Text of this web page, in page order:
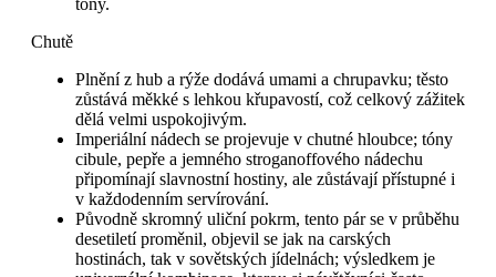
tóny.
Chutě
Plnění z hub a rýže dodává umami a chrupavku; těsto
zůstává měkké s lehkou křupavostí, což celkový zážitek
dělá velmi uspokojivým.
Imperiální nádech se projevuje v chutné hloubce; tóny
cibule, pepře a jemného stroganoffového nádechu
připomínají slavnostní hostiny, ale zůstávají přístupné i
v každodenním servírování.
Původně skromný uliční pokrm, tento pár se v průběhu
desetiletí proměnil, objevil se jak na carských
hostinách, tak v sovětských jídelnách; výsledkem je